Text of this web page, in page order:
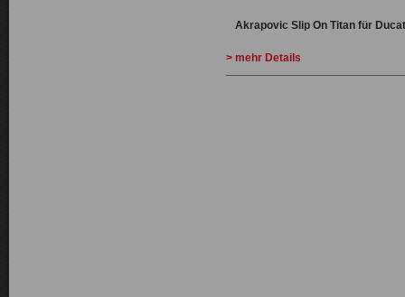
Akrapovic Slip On Titan für
> mehr Details